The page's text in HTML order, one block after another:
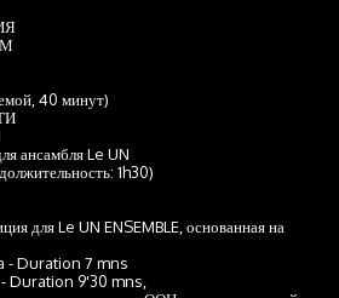
40 минут)
ансамбля Le UN
1h30)
для Le UN ENSEMBLE, основанная на
- Duration 7 mns
Duration 9'30 mns,